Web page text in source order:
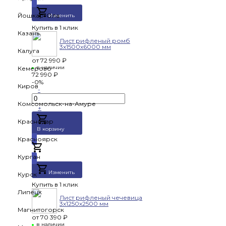
Йошкар-Ола
Казань
Калуга
Кемерово
Киров
Комсомольск-на-Амуре
Краснодар
Красноярск
Курган
Курск
Липецк
Магнитогорск
Изменить
Купить в 1 клик
Лист рифленый ромб
3х1500х6000 мм
от 72 990 ₽
в наличии
72 990 ₽
-0%
-
+
В корзину
Изменить
Купить в 1 клик
Лист рифленый чечевица
3х1250х2500 мм
от 70 390 ₽
в наличии